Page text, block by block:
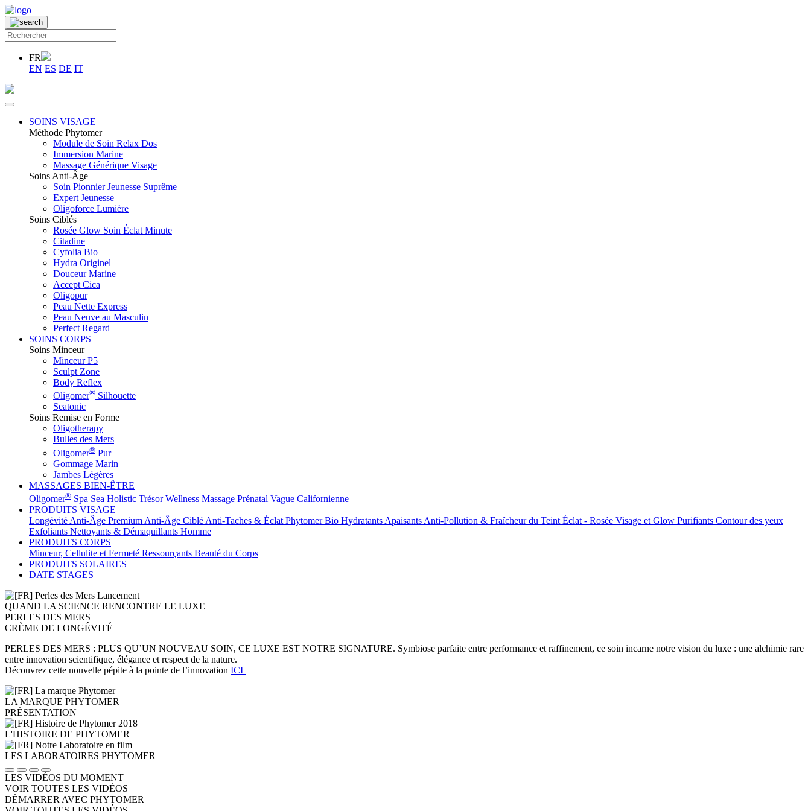
FR
EN ES DE IT
SOINS VISAGE
Méthode Phytomer
Module de Soin Relax Dos
Immersion Marine
Massage Générique Visage
Soins Anti-Âge
Soin Pionnier Jeunesse Suprême
Expert Jeunesse
Oligoforce Lumière
Soins Ciblés
Rosée Glow Soin Éclat Minute
Citadine
Cyfolia Bio
Hydra Originel
Douceur Marine
Accept Cica
Oligopur
Peau Nette Express
Peau Neuve au Masculin
Perfect Regard
SOINS CORPS
Soins Minceur
Minceur P5
Sculpt Zone
Body Reflex
Oligomer® Silhouette
Seatonic
Soins Remise en Forme
Oligotherapy
Bulles des Mers
Oligomer® Pur
Gommage Marin
Jambes Légères
MASSAGES BIEN-ÊTRE
Oligomer® Spa Sea Holistic Trésor Wellness Massage Prénatal Vague Californienne
PRODUITS VISAGE
Longévité Anti-Âge Premium Anti-Âge Ciblé Anti-Taches & Éclat Phytomer Bio Hydratants Apaisants Anti-Pollution & Fraîcheur du Teint Éclat - Rosée Visage et Glow Purifiants Contour des yeux
Exfoliants Nettoyants & Démaquillants Homme
PRODUITS CORPS
Minceur, Cellulite et Fermeté Ressourçants Beauté du Corps
PRODUITS SOLAIRES
DATE STAGES
QUAND LA SCIENCE RENCONTRE LE LUXE
PERLES DES MERS
CRÈME DE LONGÉVITÉ
PERLES DES MERS : PLUS QU’UN NOUVEAU SOIN, CE LUXE EST NOTRE SIGNATURE. Symbiose parfaite entre performance et raffinement, ce soin incarne notre vision du luxe : une alchimie rare
entre innovation scientifique, élégance et respect de la nature.
Découvrez cette nouvelle pépite à la pointe de l’innovation ICI
LA MARQUE PHYTOMER
PRÉSENTATION
L'HISTOIRE DE PHYTOMER
LES LABORATOIRES PHYTOMER
LES VIDÉOS DU MOMENT
VOIR TOUTES LES VIDÉOS
DÉMARRER AVEC PHYTOMER